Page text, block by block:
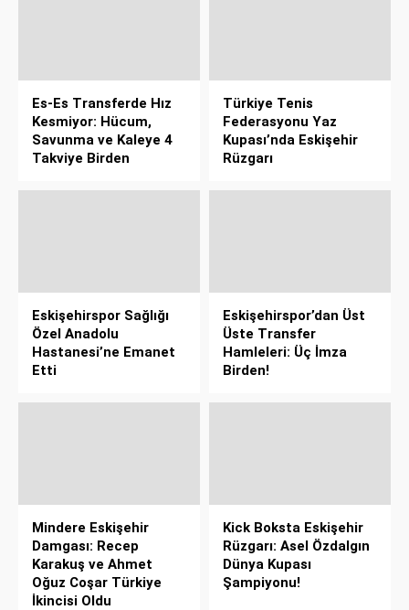
Es-Es Transferde Hız
Kesmiyor: Hücum,
Savunma ve Kaleye 4
Takviye Birden
Türkiye Tenis
Federasyonu Yaz
Kupası’nda Eskişehir
Rüzgarı
Eskişehirspor Sağlığı
Özel Anadolu
Hastanesi’ne Emanet
Etti
Eskişehirspor’dan Üst
Üste Transfer
Hamleleri: Üç İmza
Birden!
Mindere Eskişehir
Damgası: Recep
Karakuş ve Ahmet
Oğuz Coşar Türkiye
İkincisi Oldu
Kick Boksta Eskişehir
Rüzgarı: Asel Özdalgın
Dünya Kupası
Şampiyonu!